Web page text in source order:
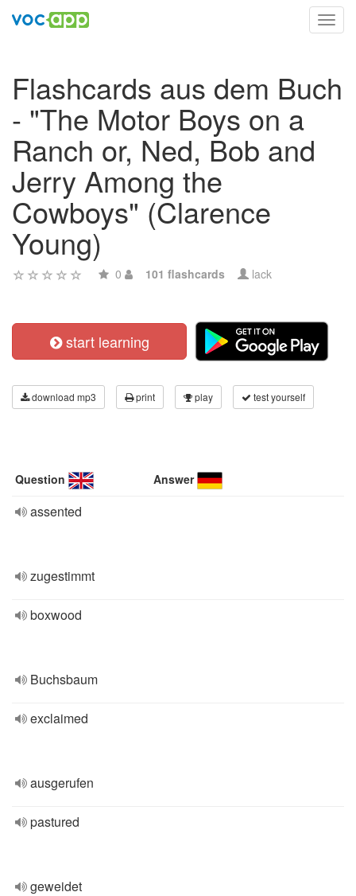
Flashcards aus dem Buch
- "The Motor Boys on a
Ranch or, Ned, Bob and
Jerry Among the
Cowboys" (Clarence
Young)
0 101 flashcards lack
start learning
download mp3 print play test yourself
Question Answer
assented
zugestimmt
boxwood
Buchsbaum
exclaimed
ausgerufen
pastured
geweidet